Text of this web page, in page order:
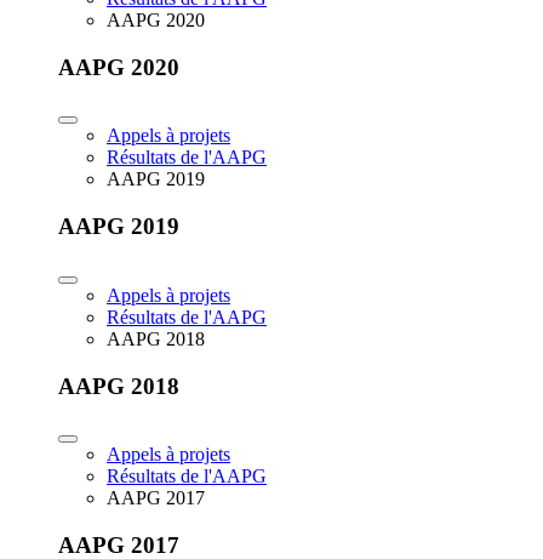
AAPG 2020
AAPG 2020
Appels à projets
Résultats de l'AAPG
AAPG 2019
AAPG 2019
Appels à projets
Résultats de l'AAPG
AAPG 2018
AAPG 2018
Appels à projets
Résultats de l'AAPG
AAPG 2017
AAPG 2017